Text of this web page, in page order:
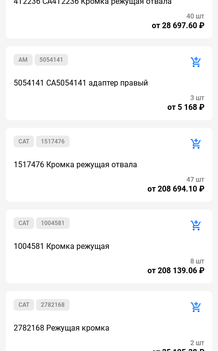
от 28 697.60 ₽
40 шт
5054141
AM
5054141 CA5054141 адаптер правый
от 5 168 ₽
3 шт
1517476
CAT
1517476 Кромка режущая отвала
от 208 694.10 ₽
47 шт
1004581
CAT
1004581 Кромка режущая
от 208 139.06 ₽
8 шт
2782168
CAT
2782168 Режущая кромка
2 шт